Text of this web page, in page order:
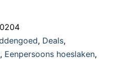
, Deals,
, Eenpersoons hoeslaken,